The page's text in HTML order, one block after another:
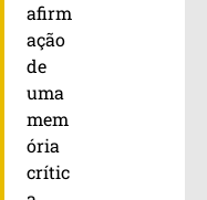
afirm
ação
de
uma
mem
ória
crític